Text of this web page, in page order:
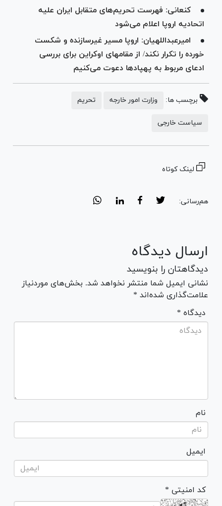
کنعانی: فهرست تحریم‌های متقابل ایران علیه
اتحادیه اروپا اعلام می‌شود
امیرعبداللهیان: اروپا مسیر غیرسازنده و شکست
خورده را تکرار نکند/ از مقام‎های اوکراین برای بررسی
ادعای مربوط به پهپادها دعوت می‌کنیم
برچسب ها: وزارت امور خارجه تحریم
سیاست خارجی
لینک کوتاه
هم‌رسانی:
ارسال دیدگاه
دیدگاهتان را بنویسید
نشانی ایمیل شما منتشر نخواهد شد. بخش‌های موردنیاز
علامت‌گذاری شده‌اند *
* دیدگاه
نام
ایمیل
* کد امنیتی